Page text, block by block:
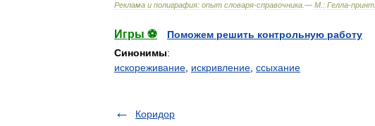
Реклама и полиграфия: опыт словаря-справочника .— М : Гелла-принт
Игры ⚽
Поможем решить контрольную работу
Синонимы:
искореживание искривление ссыхание
Коридор